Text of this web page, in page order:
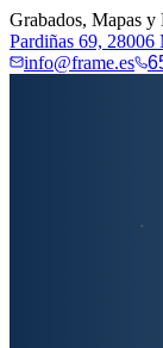
Grabados, Mapas
Pardiñas 69, 28006
info@frame.es